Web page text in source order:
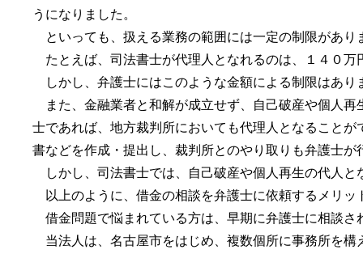
うになりました。
といっても、扱える業務の範囲には一定の制限があり
たとえば、司法書士が代理人となれるのは、１４０万
しかし、弁護士にはこのような金額による制限はあり
また、金融業者と和解が成立せず、自己破産や個人
士であれば、地方裁判所においても代理人となること
書などを作成・提出し、裁判所とのやり取りも弁護士が
しかし、司法書士では、自己破産や個人再生の代人と
以上のように、借金の相談を弁護士に依頼するメリッ
借金問題で悩まれている方は、早期に弁護士に相談さ
当法人は、名古屋市をはじめ、複数個所に事務所を